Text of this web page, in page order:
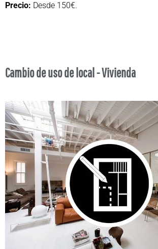
Precio: Desde 150€.
Cambio de uso de local - Vivienda